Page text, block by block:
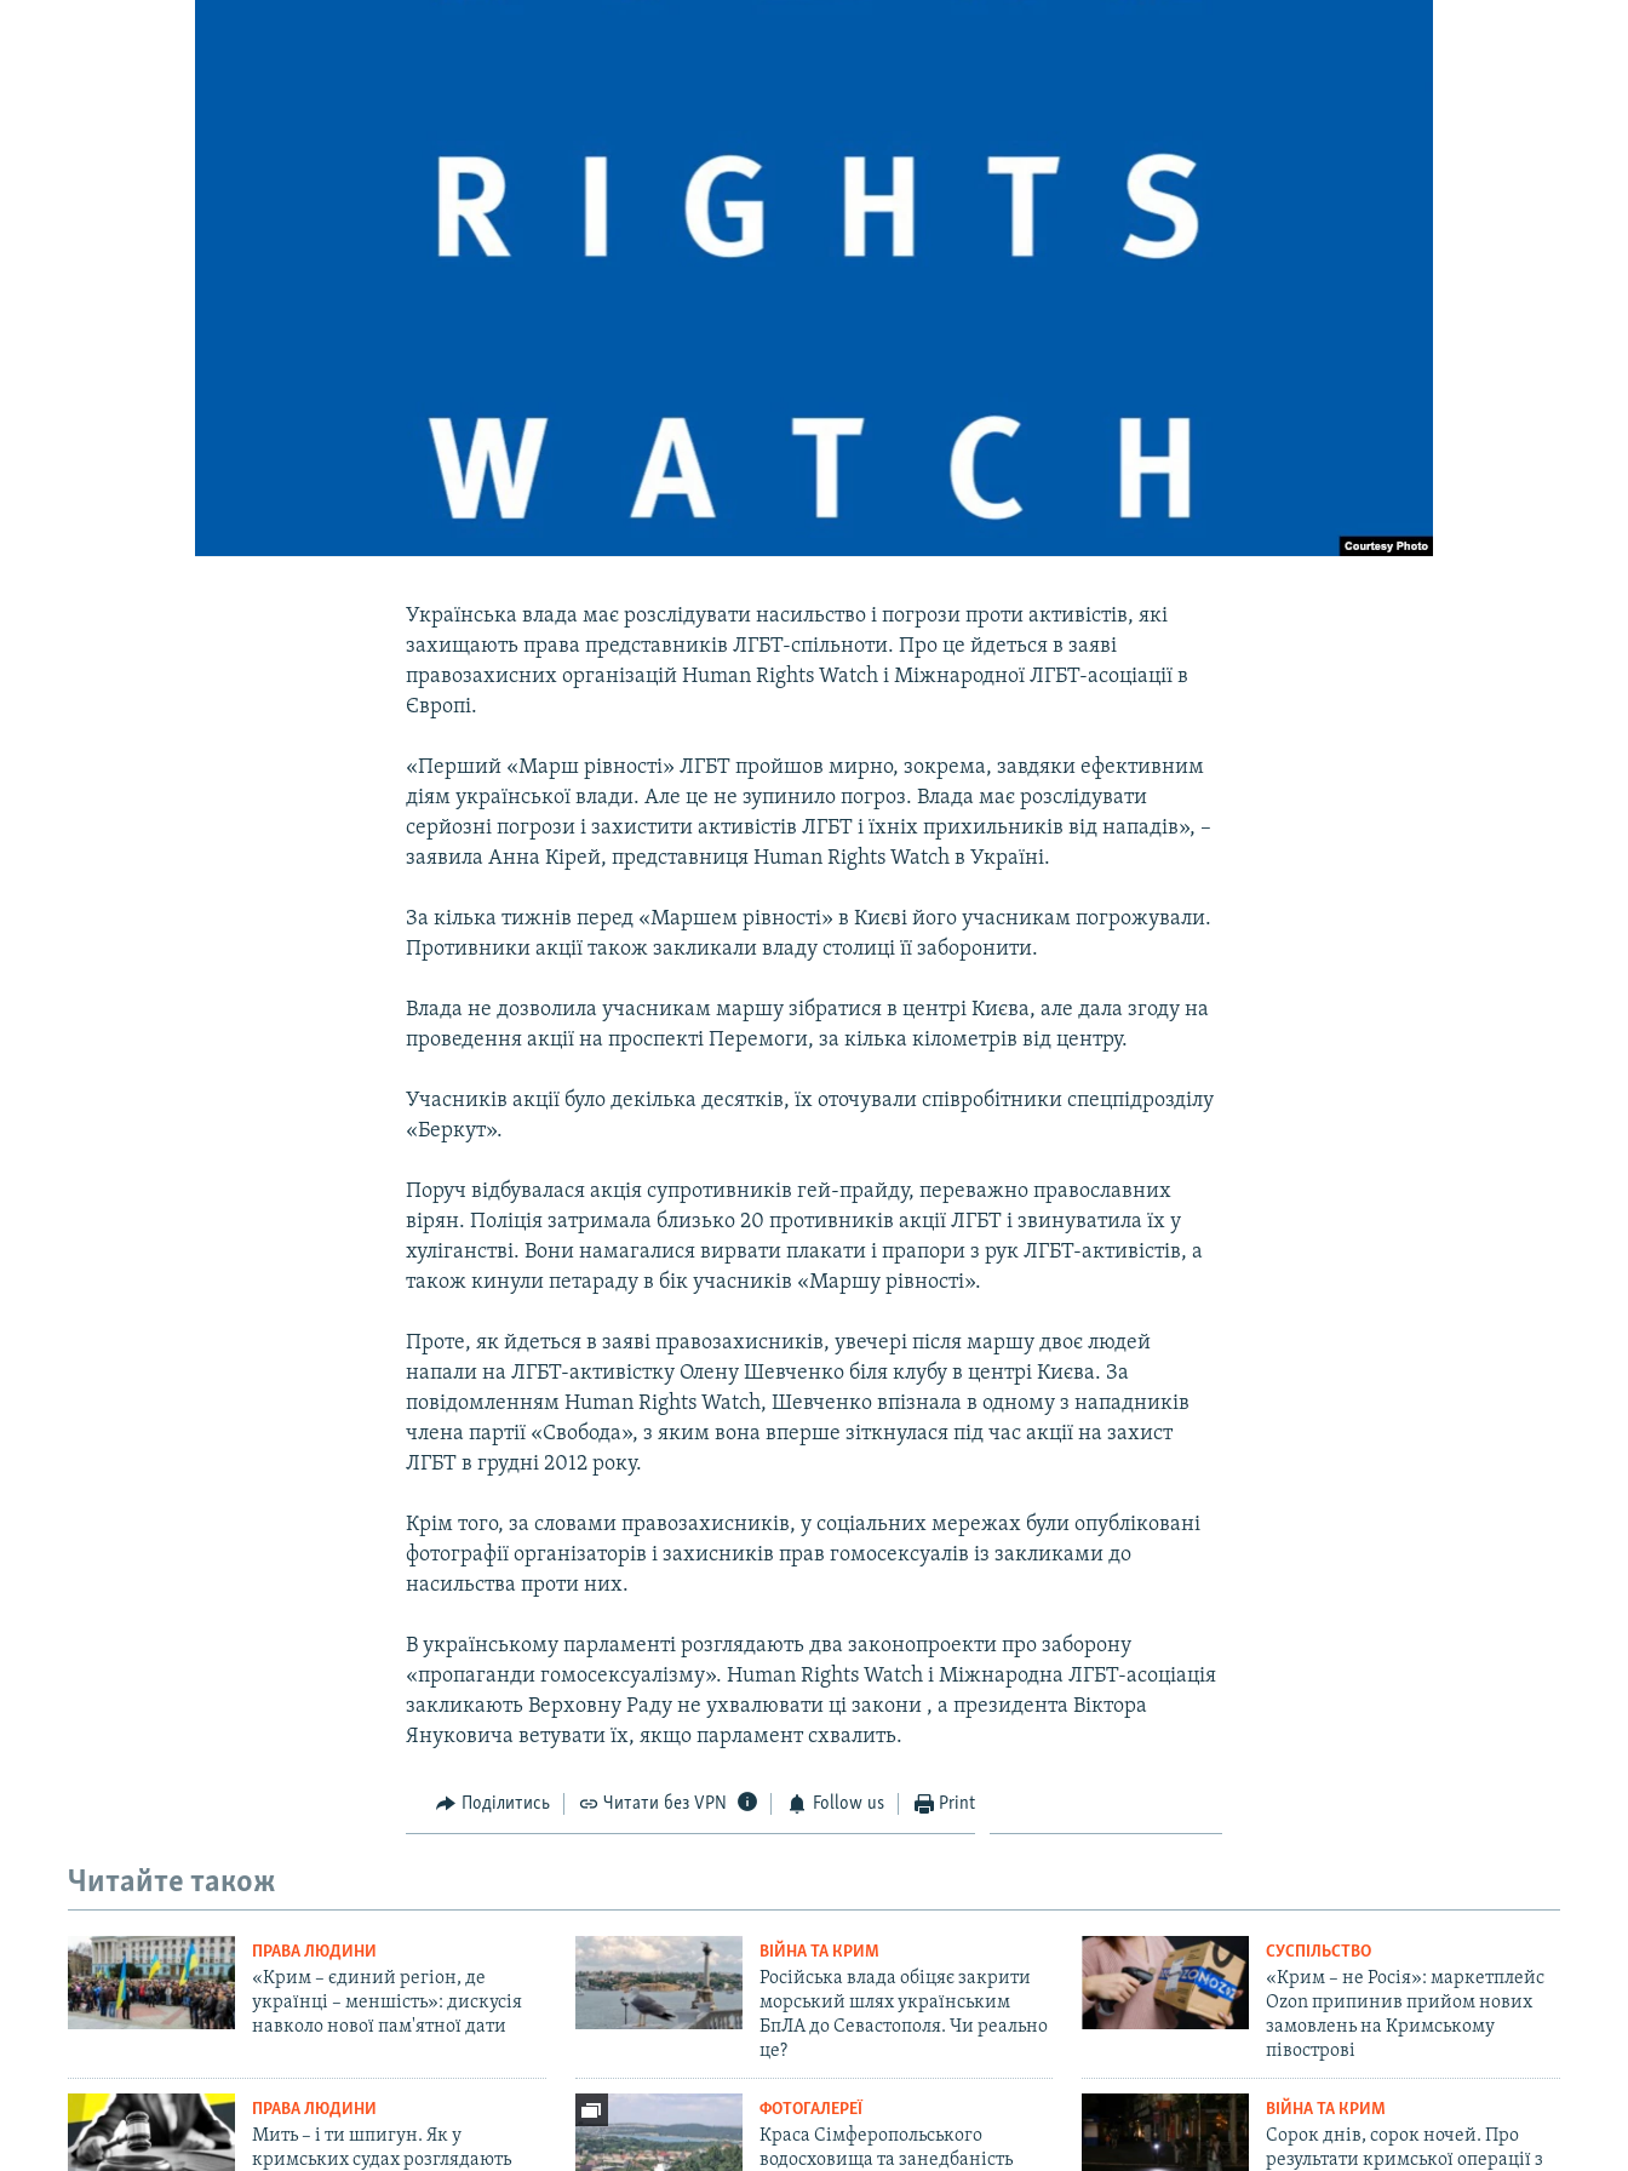
Українська влада має розслідувати насильство і погрози проти активістів, які
захищають права представників ЛГБТ-спільноти. Про це йдеться в заяві
правозахисних організацій Human Rights Watch і Міжнародної ЛГБТ-асоціації в
Європі.
«Перший «Марш рівності» ЛГБТ пройшов мирно, зокрема, завдяки ефективним
діям української влади. Але це не зупинило погроз. Влада має розслідувати
серйозні погрози і захистити активістів ЛГБТ і їхніх прихильників від нападів», –
заявила Анна Кірей, представниця Human Rights Watch в Україні.
За кілька тижнів перед «Маршем рівності» в Києві його учасникам погрожували.
Противники акції також закликали владу столиці її заборонити.
Влада не дозволила учасникам маршу зібратися в центрі Києва, але дала згоду на
проведення акції на проспекті Перемоги, за кілька кілометрів від центру.
Учасників акції було декілька десятків, їх оточували співробітники спецпідрозділу
«Беркут».
Поруч відбувалася акція супротивників гей-прайду, переважно православних
вірян. Поліція затримала близько 20 противників акції ЛГБТ і звинуватила їх у
хуліганстві. Вони намагалися вирвати плакати і прапори з рук ЛГБТ-активістів, а
також кинули петараду в бік учасників «Маршу рівності».
Проте, як йдеться в заяві правозахисників, увечері після маршу двоє людей
напали на ЛГБТ-активістку Олену Шевченко біля клубу в центрі Києва. За
повідомленням Human Rights Watch, Шевченко впізнала в одному з нападників
члена партії «Свобода», з яким вона вперше зіткнулася під час акції на захист
ЛГБТ в грудні 2012 року.
Крім того, за словами правозахисників, у соціальних мережах були опубліковані
фотографії організаторів і захисників прав гомосексуалів із закликами до
насильства проти них.
В українському парламенті розглядають два законопроекти про заборону
«пропаганди гомосексуалізму». Human Rights Watch і Міжнародна ЛГБТ-асоціація
закликають Верховну Раду не ухвалювати ці закони , а президента Віктора
Януковича ветувати їх, якщо парламент схвалить.
Поділитись Читати без VPN Follow us Print
Читайте також
ПРАВА ЛЮДИНИ
«Крим – єдиний регіон, де
українці – меншість»: дискусія
навколо нової пам'ятної дати
ВІЙНА ТА КРИМ
Російська влада обіцяє закрити
морський шлях українським
БпЛА до Севастополя. Чи реально
це?
СУСПІЛЬСТВО
«Крим – не Росія»: маркетплейс
Ozon припинив прийом нових
замовлень на Кримському
півострові
ПРАВА ЛЮДИНИ
Мить – і ти шпигун. Як у
кримських судах розглядають
ФОТОГАЛЕРЕЇ
Краса Сімферопольського
водосховища та занедбаність
ВІЙНА ТА КРИМ
Сорок днів, сорок ночей. Про
результати кримської операції з